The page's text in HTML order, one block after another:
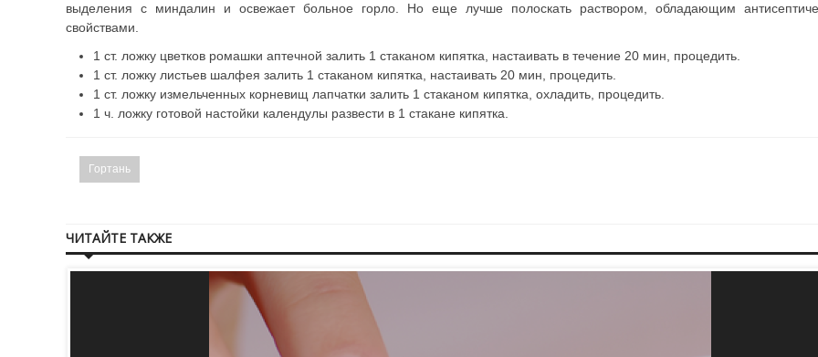
выделения с миндалин и освежает больное горло. Но еще лучше полоскать раствором, обладающим
свойствами.
1 ст. ложку цветков ромашки аптечной залить 1 стаканом кипятка, настаивать в течение 20 мин, процедить.
1 ст. ложку листьев шалфея залить 1 стаканом кипятка, настаивать 20 мин, процедить.
1 ст. ложку измельченных корневищ лапчатки залить 1 стаканом кипятка, охладить, процедить.
1 ч. ложку готовой настойки календулы развести в 1 стакане кипятка.
Гортань
ЧИТАЙТЕ ТАКЖЕ